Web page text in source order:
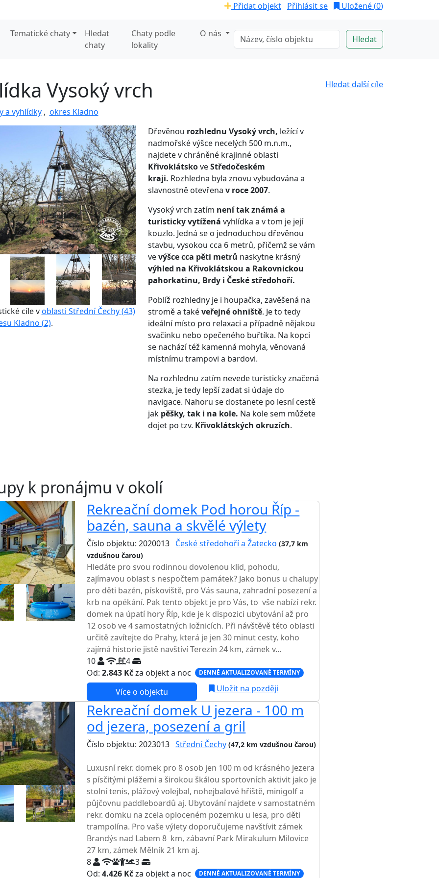
Přidat objekt Přihlásit se Uložené (0)
Tematické chaty
Hledat
chaty
Chaty podle
lokality
O nás
Hledat další cíle
Vysoký vrch
a vyhlídky, okres Kladno
cíle voblasti Střední Čechy (43)
Kladno (2).
Dřevěnou rozhlednu Vysoký vrch, ležící v
nadmořské výšce necelých 500 m.n.m.,
najdete v chráněné krajinné oblasti
KřivoklátskoveStředočeském
kraji. Rozhledna byla znovu vybudována a
slavnostně otevřena v roce 2007.
Vysoký vrch zatím není tak známá a
turisticky vytížená vyhlídka a v tom je její
kouzlo. Jedná se o jednoduchou dřevěnou
stavbu, vysokou cca 6 metrů, přičemž se vám
vevýšce cca pěti metrů naskytne krásný
výhled na Křivoklátskou a Rakovnickou
pahorkatinu, Brdy i České středohoří.
Poblíž rozhledny je i houpačka, zavěšená na
stromě a takéveřejné ohniště. Je to tedy
ideální místo pro relaxaci a případně nějakou
svačinku nebo opečeného buřtíka. Na kopci
se nachází též kamenná mohyla, věnovaná
místnímu trampovi a bardovi.
Na rozhlednu zatím nevede turisticky značená
stezka, je tedy lepší zadat si údaje do
navigace. Nahoru se dostanete po lesní cestě
jak pěšky, tak i na kole. Na kole sem můžete
dojet po tzv. Křivoklátských okruzích.
k pronájmu v okolí
Rekreační domek Pod horou Říp -
bazén, sauna a skvělé výlety
Číslo objektu: 2020013 České středohoří a Žatecko (37,7 km
vzdušnou čarou)
Hledáte pro svou rodinnou dovolenou klid, pohodu,
zajímavou oblast s nespočtem památek? Jako bonus u chalupy
pro děti bazén, pískoviště, pro Vás sauna, zahradní posezení a
krb na opékání. Pak tento objekt je pro Vás, to vše nabízí rekr.
domek na úpatí hory Říp, kde je k dispozici ubytování až pro
12 osob ve 4 samostatných ložnicích. Při návštěvě této oblasti
určitě zavítejte do Prahy, která je jen 30 minut cesty, koho
zajímá historie jistě navštíví Terezín 24 km, zámek v...
10
4
Od:2.843 Kčza objekt a noc DENNĚ AKTUALIZOVANÉ TERMÍNY
Více o objektu Uložit na později
Rekreační domek U jezera - 100 m
od jezera, posezení a gril
Číslo objektu: 2023013 Střední Čechy (47,2 km vzdušnou čarou)
Luxusní rekr. domek pro 8 osob jen 100 m od krásného jezera
s písčitými plážemi a širokou škálou sportovních aktivit jako je
stolní tenis, plážový volejbal, nohejbalové hřiště, minigolf a
půjčovnu paddleboardů aj. Ubytování najdete v samostatném
rekr. domku na zcela oploceném pozemku u lesa, pro děti
trampolína. Pro vaše výlety doporučujeme navštívit zámek
Brandýs nad Labem 8 km, zábavní Park Mirakulum Milovice
27 km, zámek Mělník 21 km aj.
8
3
Od:4.426 Kčza objekt a noc DENNĚ AKTUALIZOVANÉ TERMÍNY